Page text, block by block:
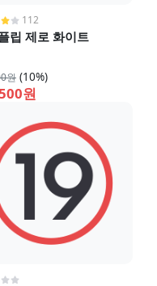
112
립 제로 화이트
원 (10%)
원